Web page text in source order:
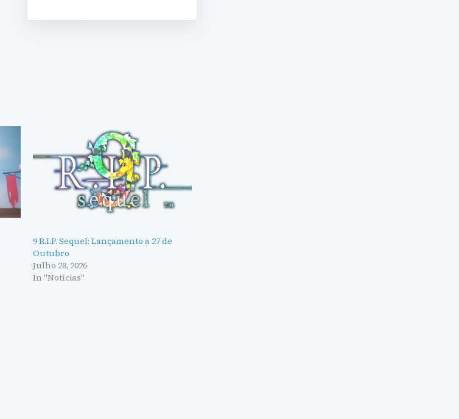
9 R.I.P. Sequel: Lançamento a 27 de
Outubro
Julho 28, 2026
In "Notícias"